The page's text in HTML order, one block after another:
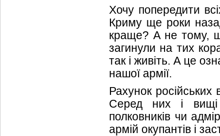
Хочу попередити
Криму ще роки
краще? А не тому,
загинули на тих
так і живіть. А це
нашої армії.
Рахунок російських
Серед них і вищі
полковників чи
армій окупантів і